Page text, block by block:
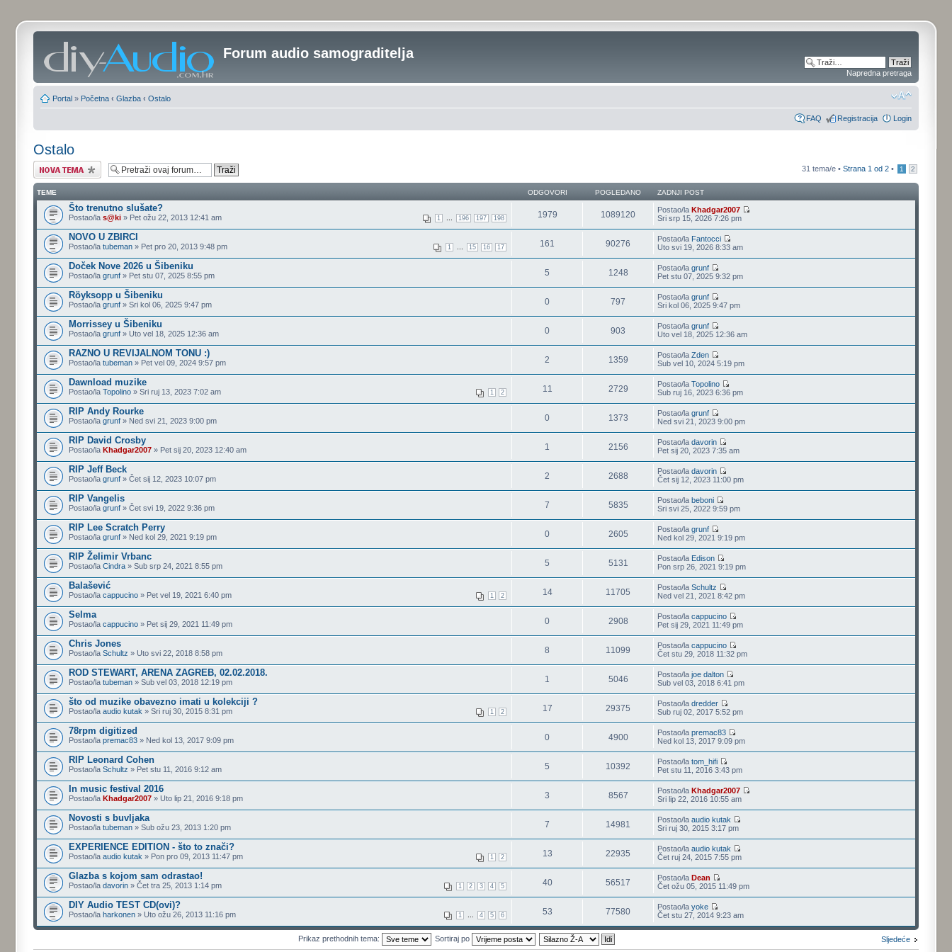
Forum audio samograditelja
Napredna pretraga
Portal » Početna ‹ Glazba ‹ Ostalo
FAQ Registracija Login
Ostalo
Započni novu temu 31 tema/e • Strana 1 od 2• 1 2
TEME ODGOVORI POGLEDANO ZADNJI POST
Što trenutno slušate?
1 196 197 198
Postao/las@ki » Pet ožu 22, 2013 12:41 am 1979 1089120 Postao/laKhadgar2007
Sri srp 15, 2026 7:26 pm
NOVO U ZBIRCI
1 15 16 17
Postao/latubeman » Pet pro 20, 2013 9:48 pm 161 90276 Postao/la Fantocci
Uto svi 19, 2026 8:33 am
Doček Nove 2026 u Šibeniku
Postao/lagrunf » Pet stu 07, 2025 8:55 pm 5 1248 Postao/lagrunf
Pet stu 07, 2025 9:32 pm
Röyksopp u Šibeniku
Postao/lagrunf » Sri kol 06, 2025 9:47 pm 0 797 Postao/lagrunf
Sri kol 06, 2025 9:47 pm
Morrissey u Šibeniku
Postao/lagrunf » Uto vel 18, 2025 12:36 am 0 903 Postao/lagrunf
Uto vel 18, 2025 12:36 am
RAZNO U REVIJALNOM TONU :)
Postao/latubeman » Pet vel 09, 2024 9:57 pm 2 1359 Postao/laZden
Sub vel 10, 2024 5:19 pm
Dawnload muzike
1 2
Postao/laTopolino » Sri ruj 13, 2023 7:02 am 11 2729 Postao/laTopolino
Sub ruj 16, 2023 6:36 pm
RIP Andy Rourke
Postao/lagrunf » Ned svi 21, 2023 9:00 pm 0 1373 Postao/lagrunf
Ned svi 21, 2023 9:00 pm
RIP David Crosby
Postao/laKhadgar2007 » Pet sij 20, 2023 12:40 am 1 2156 Postao/ladavorin
Pet sij 20, 2023 7:35 am
RIP Jeff Beck
Postao/lagrunf » Čet sij 12, 2023 10:07 pm 2 2688 Postao/ladavorin
Čet sij 12, 2023 11:00 pm
RIP Vangelis
Postao/lagrunf » Čet svi 19, 2022 9:36 pm 7 5835 Postao/labeboni
Sri svi 25, 2022 9:59 pm
RIP Lee Scratch Perry
Postao/lagrunf » Ned kol 29, 2021 9:19 pm 0 2605 Postao/lagrunf
Ned kol 29, 2021 9:19 pm
RIP Želimir Vrbanc
Postao/laCindra » Sub srp 24, 2021 8:55 pm 5 5131 Postao/la Edison
Pon srp 26, 2021 9:19 pm
Balašević
1 2
Postao/lacappucino » Pet vel 19, 2021 6:40 pm 14 11705 Postao/laSchultz
Ned vel 21, 2021 8:42 pm
Selma
Postao/lacappucino » Pet sij 29, 2021 11:49 pm 0 2908 Postao/lacappucino
Pet sij 29, 2021 11:49 pm
Chris Jones
Postao/laSchultz » Uto svi 22, 2018 8:58 pm 8 11099 Postao/lacappucino
Čet stu 29, 2018 11:32 pm
ROD STEWART, ARENA ZAGREB, 02.02.2018.
Postao/latubeman » Sub vel 03, 2018 12:19 pm 1 5046 Postao/lajoe dalton
Sub vel 03, 2018 6:41 pm
što od muzike obavezno imati u kolekciji ?
1 2
Postao/laaudio kutak » Sri ruj 30, 2015 8:31 pm 17 29375 Postao/ladredder
Sub ruj 02, 2017 5:52 pm
78rpm digitized
Postao/lapremac83 » Ned kol 13, 2017 9:09 pm 0 4900 Postao/lapremac83
Ned kol 13, 2017 9:09 pm
RIP Leonard Cohen
Postao/laSchultz » Pet stu 11, 2016 9:12 am 5 10392 Postao/latom_hifi
Pet stu 11, 2016 3:43 pm
In music festival 2016
Postao/laKhadgar2007 » Uto lip 21, 2016 9:18 pm 3 8567 Postao/laKhadgar2007
Sri lip 22, 2016 10:55 am
Novosti s buvljaka
Postao/latubeman » Sub ožu 23, 2013 1:20 pm 7 14981 Postao/laaudio kutak
Sri ruj 30, 2015 3:17 pm
EXPERIENCE EDITION - što to znači?
1 2
Postao/laaudio kutak » Pon pro 09, 2013 11:47 pm 13 22935 Postao/laaudio kutak
Čet ruj 24, 2015 7:55 pm
Glazba s kojom sam odrastao!
1 2 3 4 5
Postao/ladavorin » Čet tra 25, 2013 1:14 pm 40 56517 Postao/laDean
Čet ožu 05, 2015 11:49 pm
DIY Audio TEST CD(ovi)?
1 4 5 6
Postao/laharkonen » Uto ožu 26, 2013 11:16 pm 53 77580 Postao/layoke
Čet stu 27, 2014 9:23 am
Sljedeće
Prikaz prethodnih tema: Sortiraj po